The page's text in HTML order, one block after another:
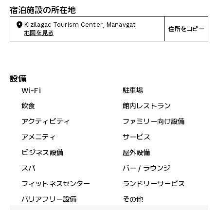
宿泊施設の所在地
Kizilagac Tourism Center, Manavgat
地図を見る
住所をコピー
設備
Wi-Fi
駐車場
飲食
館内レストラン
アクティビティ
ファミリー向け設備
アメニティ
サービス
ビジネス設備
屋外設備
スパ
バー / ラウンジ
フィットネスセンター
ランドリーサービス
バリアフリー設備
その他